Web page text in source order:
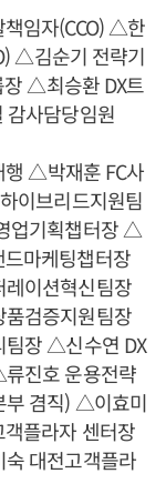
임자(CCO) △한
△김순기 전략기
△최승환 DX트
사담당임원
행 △박재훈 FC사
이브리드지원팀
업기획챕터장 △
마케팅챕터장
이션혁신팀장
검증지원팀장
장 △신수연 DX
진호 운용전략
부 겸직) △이효미
플라자 센터장
대전고객플라